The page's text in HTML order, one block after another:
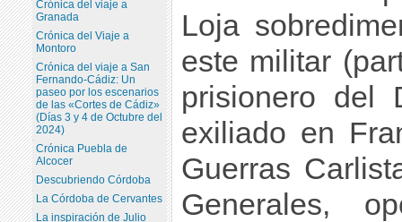
Loja
este militar
prisionero del
exiliado en
Guerras
Generales,
Crónica del viaje a
Granada
Crónica del Viaje a
Montoro
Crónica del viaje a San
Fernando-Cádiz: Un
paseo por los escenarios
de las «Cortes de Cádiz»
(Días 3 y 4 de Octubre del
2024)
Crónica Puebla de
Alcocer
Descubriendo Córdoba
La Córdoba de Cervantes
La inspiración de Julio